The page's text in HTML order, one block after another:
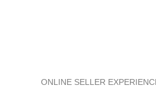
ONLINE SELLER